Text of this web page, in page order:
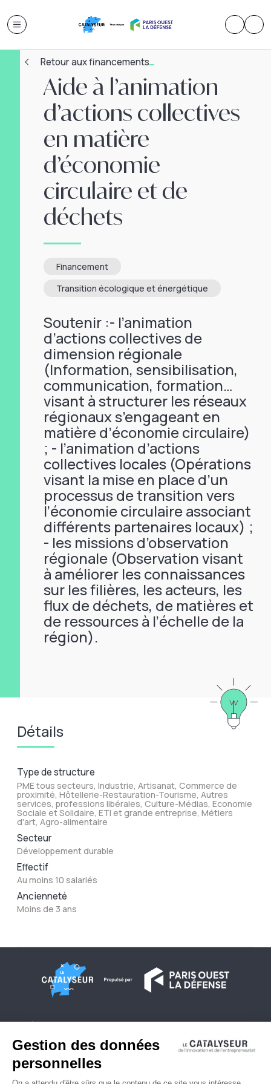
Retour aux financements
Aide à l’animation
d’actions collectives
en matière
d’économie
circulaire et de
déchets
Financement
Transition écologique et énergétique
Soutenir :- l’animation
d’actions collectives de
dimension régionale
(Information, sensibilisation,
communication, formation…
visant à structurer les réseaux
régionaux s’engageant en
matière d’économie circulaire)
; - l’animation d’actions
collectives locales (Opérations
visant la mise en place d’un
processus de transition vers
l’économie circulaire associant
différents partenaires locaux) ;
- les missions d’observation
régionale (Observation visant
à améliorer les connaissances
sur les filières, les acteurs, les
flux de déchets, de matières et
de ressources à l’échelle de la
région).
Détails
Type de structure
PME tous secteurs, Industrie, Artisanat, Commerce de
proximité, Hôtellerie-Restauration-Tourisme, Autres
services, professions libérales, Culture-Médias, Economie
Sociale et Solidaire, ETI et grande entreprise, Métiers
d'art, Agro-alimentaire
Secteur
Développement durable
Effectif
Au moins 10 salariés
Ancienneté
Moins de 3 ans
Conditions générales d'utilisation
Contactez-nous
Politique de confidentialité